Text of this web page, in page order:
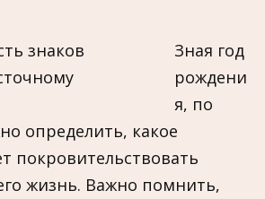
Зная год
рождени
я, по
определить, какое
покровительствовать
жизнь. Важно помнить,